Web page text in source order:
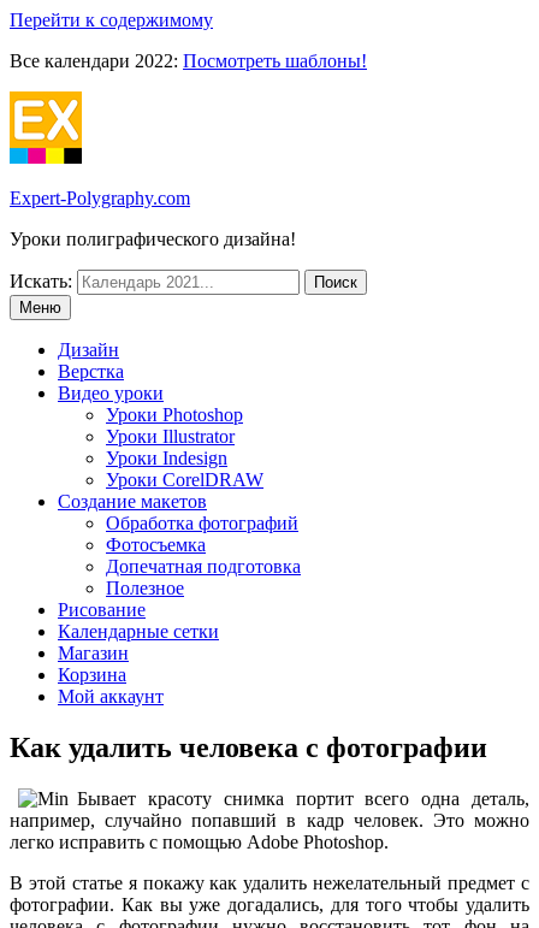
Перейти к содержимому
Все календари 2022: Посмотреть шаблоны!
Expert-Polygraphy.com
Уроки полиграфического дизайна!
Искать:
Меню
Дизайн
Верстка
Видео уроки
Уроки Photoshop
Уроки Illustrator
Уроки Indesign
Уроки CorelDRAW
Создание макетов
Обработка фотографий
Фотосъемка
Допечатная подготовка
Полезное
Рисование
Календарные сетки
Магазин
Корзина
Мой аккаунт
Как удалить человека с фотографии
Бывает красоту снимка портит всего одна деталь,
например, случайно попавший в кадр человек. Это можно
легко исправить с помощью Adobe Photoshop.
В этой статье я покажу как удалить нежелательный предмет с
фотографии. Как вы уже догадались, для того чтобы удалить